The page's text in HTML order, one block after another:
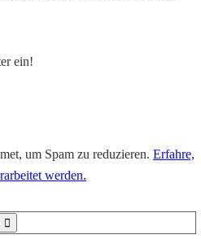
ein!
um Spam zu reduzieren. Erfahre,
werden.